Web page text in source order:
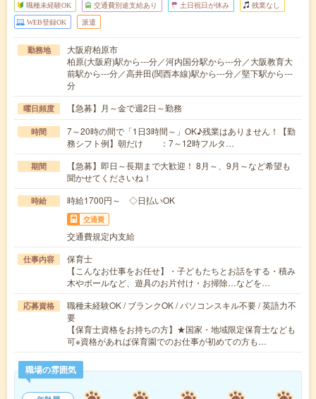
職種未経験OK 交通費別途支給あり 土日祝日が休み 残業なし
WEB登録OK 派遣
勤務地
大阪府柏原市
柏原(大阪府)駅から---分／河内国分駅から---分／大阪教育大
前駅から---分／高井田(関西本線)駅から---分／堅下駅から---
分
曜日頻度 【急募】月～金で週2日～勤務
時間
7～20時の間で「1日3時間～」OK♪残業はありません！【勤
務シフト例】朝だけ ：7～12時フルタ…
期間
【急募】即日～長期まで大歓迎！ 8月～、9月～など希望も
聞かせてくださいね！
時給 時給1700円～ ◇日払いOK
交通費
交通費規定内支給
仕事内容
保育士
【こんなお仕事をお任せ】・子どもたちとお話をする・積み
木やボールなど、遊具のお片付け・お掃除…などを…
応募資格
職種未経験OK / ブランクOK / パソコンスキル不要 / 英語力不
要
【保育士資格をお持ちの方】★国家・地域限定保育士なども
可※資格があれば保育園でのお仕事が初めての方も…
職場の雰囲気